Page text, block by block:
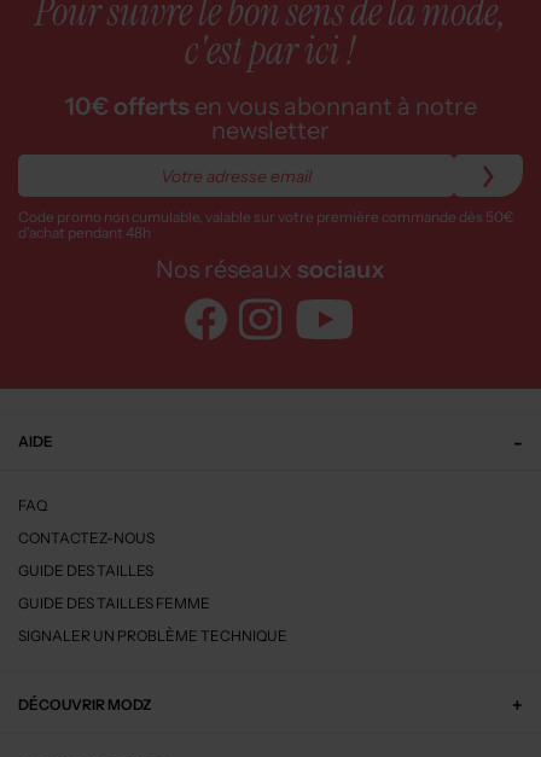
Pour suivre le bon sens de la mode,
c'est par ici !
10€ offerts en vous abonnant à notre
newsletter
Code promo non cumulable, valable sur votre première commande dès 50€
d’achat pendant 48h
Nos réseaux sociaux
AIDE
FAQ
CONTACTEZ-NOUS
GUIDE DES TAILLES
GUIDE DES TAILLES FEMME
SIGNALER UN PROBLÈME TECHNIQUE
DÉCOUVRIR MODZ